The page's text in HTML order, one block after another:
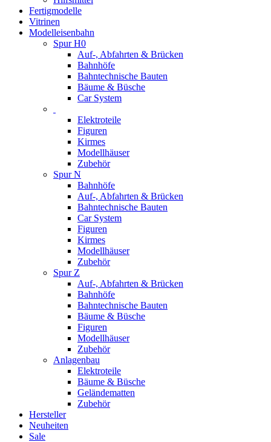
Fertigmodelle
Vitrinen
Modelleisenbahn
Spur H0
Auf-, Abfahrten & Brücken
Bahnhöfe
Bahntechnische Bauten
Bäume & Büsche
Car System
Elektroteile
Figuren
Kirmes
Modellhäuser
Zubehör
Spur N
Bahnhöfe
Auf-, Abfahrten & Brücken
Bahntechnische Bauten
Car System
Figuren
Kirmes
Modellhäuser
Zubehör
Spur Z
Auf-, Abfahrten & Brücken
Bahnhöfe
Bahntechnische Bauten
Bäume & Büsche
Figuren
Modellhäuser
Zubehör
Anlagenbau
Elektroteile
Bäume & Büsche
Geländematten
Zubehör
Hersteller
Neuheiten
Sale